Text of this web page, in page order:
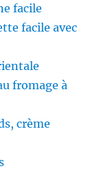
facile
facile avec
fromage à
crème